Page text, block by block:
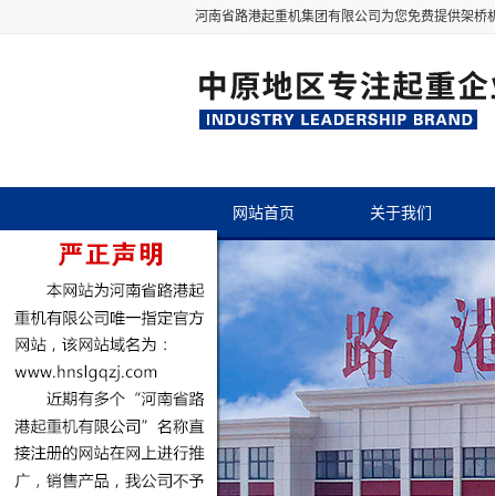
河南省路港起重机集团有限公司为您免费提供架桥
网站首页 关于我们